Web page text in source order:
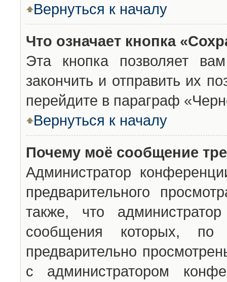
Вернуться к началу
Что означает кнопка
Эта кнопка позволяет
закончить и отправить их
перейдите в параграф
Вернуться к началу
Почему моё сообщение
Администратор
предварительного
также, что
сообщения которых,
предварительно
с администратором